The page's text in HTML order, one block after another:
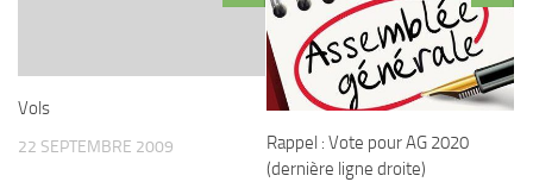
Vols
22 SEPTEMBRE 2009
Rappel : Vote pour AG 2020
(dernière ligne droite)